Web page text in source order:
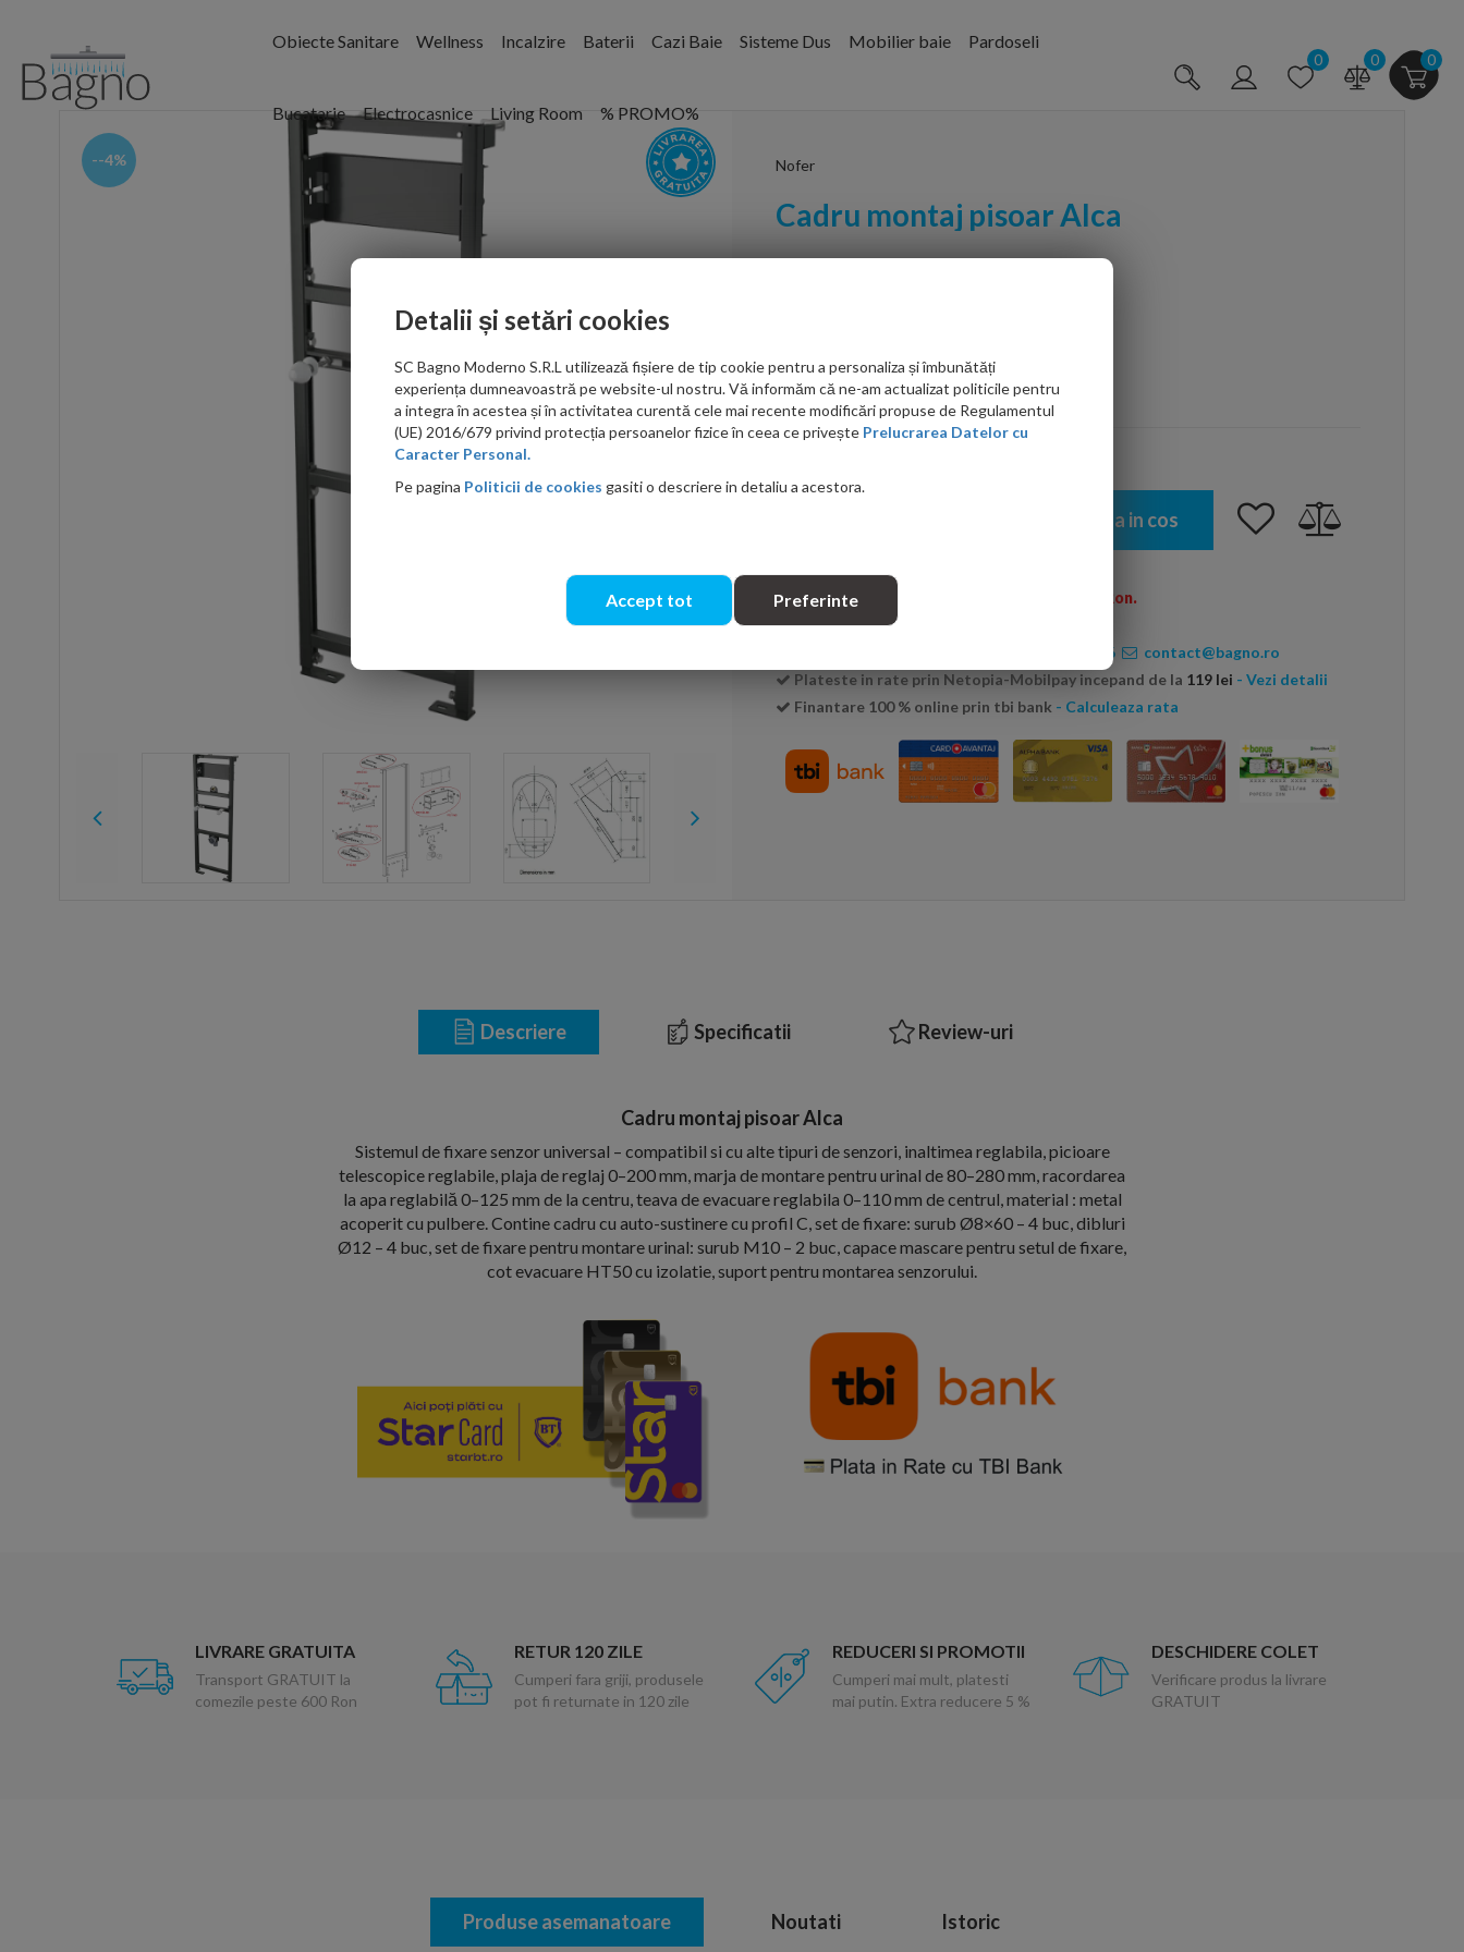
Obiecte Sanitare Wellness Incalzire Baterii Cazi Baie Sisteme Dus Mobilier baie Pardoseli
Bucatarie Electrocasnice Living Room % PROMO%
0 0 0
--4% Nofer
Cadru montaj pisoar Alca
Cod:A107S/1200
Ati gasit in alta parte mai ieftin?
Adauga in cos
Transport GRATUIT la comenzi peste 600 Ron.
Livrare:5-7 zile
0720456456
contact@bagno.ro
Plateste in rate prin Netopia-Mobilpay incepand de la 119 lei - Vezi detalii
Finantare 100 % online prin tbi bank - Calculeaza rata
Descriere Specificatii Review-uri
Cadru montaj pisoar Alca
Sistemul de fixare senzor universal – compatibil si cu alte tipuri de senzori, inaltimea reglabila, picioare
telescopice reglabile, plaja de reglaj 0–200 mm, marja de montare pentru urinal de 80–280 mm, racordarea
la apa reglabilă 0–125 mm de la centru, teava de evacuare reglabila 0–110 mm de centrul, material : metal
acoperit cu pulbere. Contine cadru cu auto-sustinere cu profil C, set de fixare: surub Ø8×60 – 4 buc, dibluri
Ø12 – 4 buc, set de fixare pentru montare urinal: surub M10 – 2 buc, capace mascare pentru setul de fixare,
cot evacuare HT50 cu izolatie, suport pentru montarea senzorului.
LIVRARE GRATUITA
Transport GRATUIT la
comezile peste 600 Ron
RETUR 120 ZILE
Cumperi fara griji, produsele
pot fi returnate in 120 zile
REDUCERI SI PROMOTII
Cumperi mai mult, platesti
mai putin. Extra reducere 5 %
DESCHIDERE COLET
Verificare produs la livrare
GRATUIT
Produse asemanatoare Noutati Istoric
Detalii și setări cookies
SC Bagno Moderno S.R.L utilizează fișiere de tip cookie pentru a personaliza și îmbunătăți
experiența dumneavoastră pe website-ul nostru. Vă informăm că ne-am actualizat politicile pentru
a integra în acestea și în activitatea curentă cele mai recente modificări propuse de Regulamentul
(UE) 2016/679 privind protecția persoanelor fizice în ceea ce privește Prelucrarea Datelor cu
Caracter Personal.
Pe pagina Politicii de cookies gasiti o descriere in detaliu a acestora.
Accept tot Preferinte